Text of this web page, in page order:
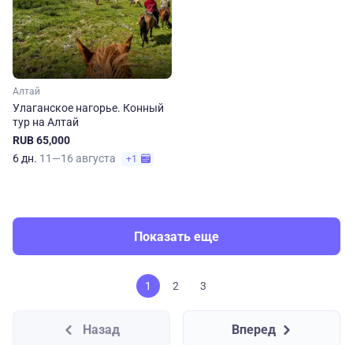
Алтай
Улаганское нагорье. Конный
тур на Алтай
RUB 65,000
6 дн. 11—16 августа +1
Показать еще
1 2 3
Назад Вперед